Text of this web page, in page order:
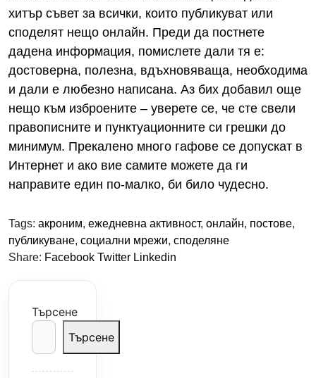
хитър съвет за всички, които публикуват или
споделят нещо онлайн. Преди да постнете
дадена информация, помислете дали тя е:
достоверна, полезна, вдъхновяваща, необходима
и дали е любезно написана. Аз бих добавил още
нещо към изброените – уверете се, че сте свели
правописните и пунктуационните си грешки до
минимум. Прекалено много гафове се допускат в
Интернет и ако вие самите можете да ги
направите един по-малко, би било чудесно.
Tags: акроним, ежедневна активност, онлайн, постове,
публикуване, социални мрежи, споделяне
Share: Facebook Twitter Linkedin
Търсене
Търсене